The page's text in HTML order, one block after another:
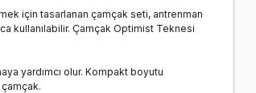
için tasarlanan çamçak seti, antrenman
kullanılabilir. Çamçak Optimist Teknesi
yardımcı olur. Kompakt boyutu